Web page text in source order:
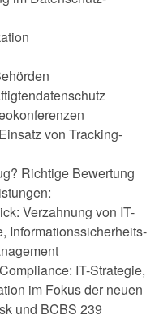
von Tracking-
Richtige Bewertung
Verzahnung von IT-
Informationssicherheits-
IT-Strategie,
im Fokus der neuen
und BCBS 239